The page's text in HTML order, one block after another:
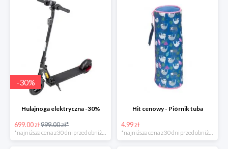
-30%
Hulajnoga elektryczna -30%
699.00 zł999.00 zł*
Hit cenowy - Piórnik tuba
4.99 zł